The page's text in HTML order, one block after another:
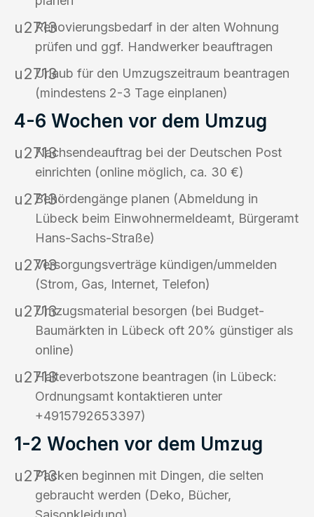
Renovierungsbedarf in der alten Wohnung
prüfen und ggf. Handwerker beauftragen
Urlaub für den Umzugszeitraum beantragen
(mindestens 2-3 Tage einplanen)
4-6 Wochen vor dem Umzug
Nachsendeauftrag bei der Deutschen Post
einrichten (online möglich, ca. 30 €)
Behördengänge planen (Abmeldung in
Lübeck beim Einwohnermeldeamt, Bürgeramt
Hans-Sachs-Straße)
Versorgungsverträge kündigen/ummelden
(Strom, Gas, Internet, Telefon)
Umzugsmaterial besorgen (bei Budget-
Baumärkten in Lübeck oft 20% günstiger als
online)
Halteverbotszone beantragen (in Lübeck:
Ordnungsamt kontaktieren unter
+4915792653397)
1-2 Wochen vor dem Umzug
Packen beginnen mit Dingen, die selten
gebraucht werden (Deko, Bücher,